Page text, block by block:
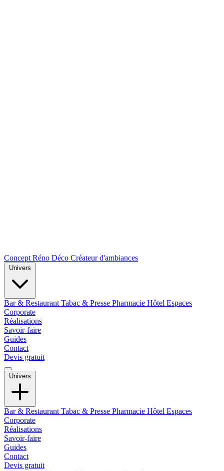
Concept Réno Déco Créateur d'ambiances
Bar & Restaurant Tabac & Presse Pharmacie Hôtel Espaces
Corporate
Réalisations
Savoir-faire
Guides
Contact
Devis gratuit
Univers
Bar & Restaurant Tabac & Presse Pharmacie Hôtel Espaces
Corporate
Réalisations
Savoir-faire
Guides
Contact
Devis gratuit